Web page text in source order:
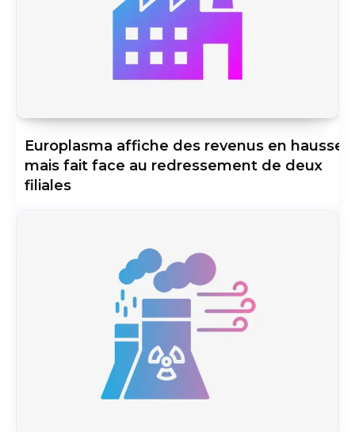
Europlasma affiche des revenus en hausse
mais fait face au redressement de deux
filiales